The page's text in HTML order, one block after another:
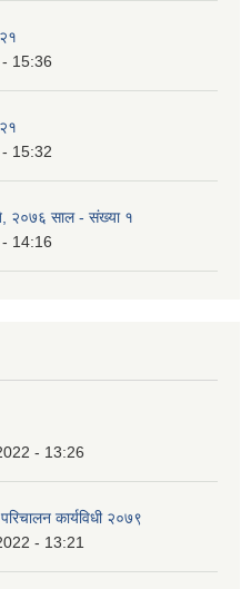
15:36
15:32
२०७६ साल - संख्या १
14:16
- 13:26
कार्यविधी २०७९
- 13:21